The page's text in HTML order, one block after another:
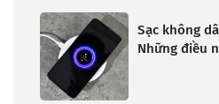
Sạc không
Những điều